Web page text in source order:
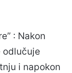
: Nakon
odlučuje
i napokon